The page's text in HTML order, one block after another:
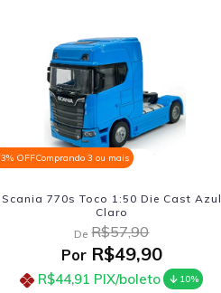
3% OFFComprando 3 ou mais
Scania 770s Toco 1:50 Die Cast Azul
Claro
De R$57,90
PorR$49,90
R$44,91 PIX/boleto 10%